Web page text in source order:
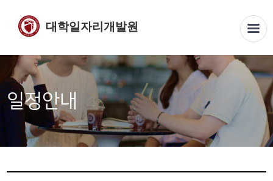
대학일자리개발원
일정안내